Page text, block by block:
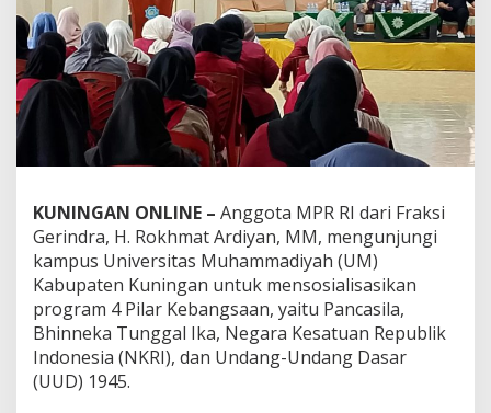
KUNINGAN ONLINE – Anggota MPR RI dari Fraksi
Gerindra, H. Rokhmat Ardiyan, MM, mengunjungi
kampus Universitas Muhammadiyah (UM)
Kabupaten Kuningan untuk mensosialisasikan
program 4 Pilar Kebangsaan, yaitu Pancasila,
Bhinneka Tunggal Ika, Negara Kesatuan Republik
Indonesia (NKRI), dan Undang-Undang Dasar
(UUD) 1945.